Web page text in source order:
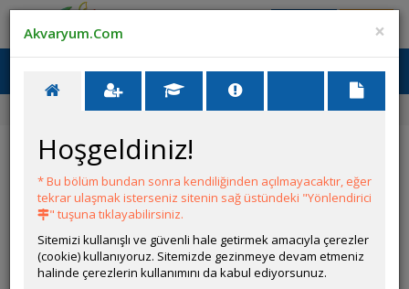
Ana Menü
Yarışmalar
1. Akvaryum Canlısı Yarışması
best papagan
Yarışmalar
Katıl Ödüller
best papagan
×
Akvaryum.Com
Hoşgeldiniz!
* Bu bölüm bundan sonra kendiliğinden açılmayacaktır, eğer
tekrar ulaşmak isterseniz sitenin sağ üstündeki "Yönlendirici
" tuşuna tıklayabilirsiniz.
Sitemizi kullanışlı ve güvenli hale getirmek amacıyla çerezler
(cookie) kullanıyoruz. Sitemizde gezinmeye devam etmeniz
halinde çerezlerin kullanımını da kabul ediyorsunuz.